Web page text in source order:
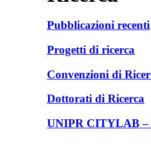
Pubblicazioni recenti
Progetti di ricerca
Convenzioni di
Dottorati di Ricerca
UNIPR CITYLAB –